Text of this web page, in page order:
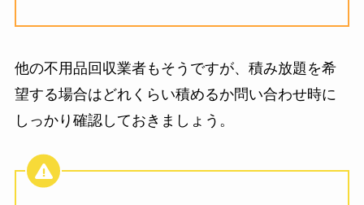
他の不用品回収業者もそうですが、積み放題を希
望する場合はどれくらい積めるか問い合わせ時に
しっかり確認しておきましょう。